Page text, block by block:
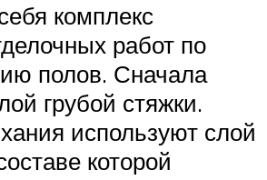
комплекс
работ по
полов. Сначала
грубой стяжки.
используют слой
которой